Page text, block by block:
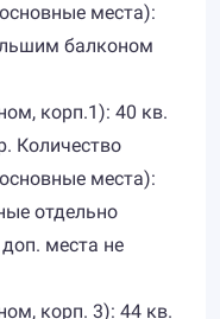
места):
балконом
корп.1): 40 кв.
Количество
места):
отдельно
места не
корп. 3): 44 кв.